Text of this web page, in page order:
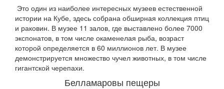
Это один из наиболее интересных музеев естественной
истории на Кубе, здесь собрана обширная коллекция птиц
и раковин. В музее 11 залов, где выставлено более 7000
экспонатов, в том числе окаменелая рыба, возраст
которой определяется в 60 миллионов лет. В музее
демонстрируется множество чучел животных, в том числе
гигантской черепахи.
Белламаровы пещеры